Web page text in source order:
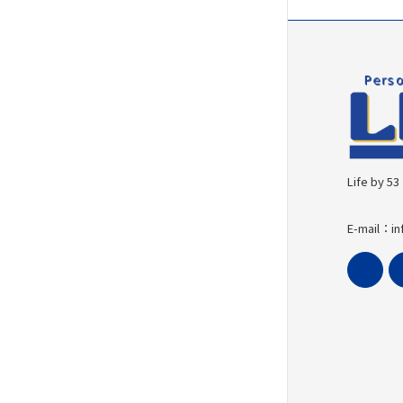
Life by 53
E-mail：